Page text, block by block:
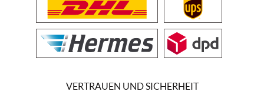
VERTRAUEN UND SICHERHEIT